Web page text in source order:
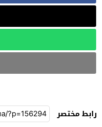
رابط مختصر